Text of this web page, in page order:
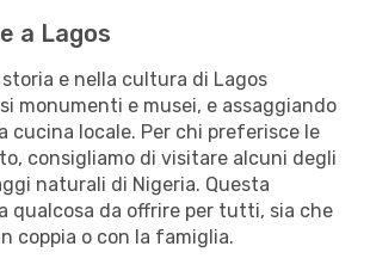
a Lagos
e nella cultura di Lagos
monumenti e musei, e assaggiando
cucina locale. Per chi preferisce le
consigliamo di visitare alcuni degli
naturali di Nigeria. Questa
qualcosa da offrire per tutti, sia che
coppia o con la famiglia.